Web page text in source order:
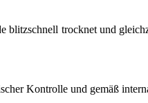
trocknet und
Kontrolle und gemäß